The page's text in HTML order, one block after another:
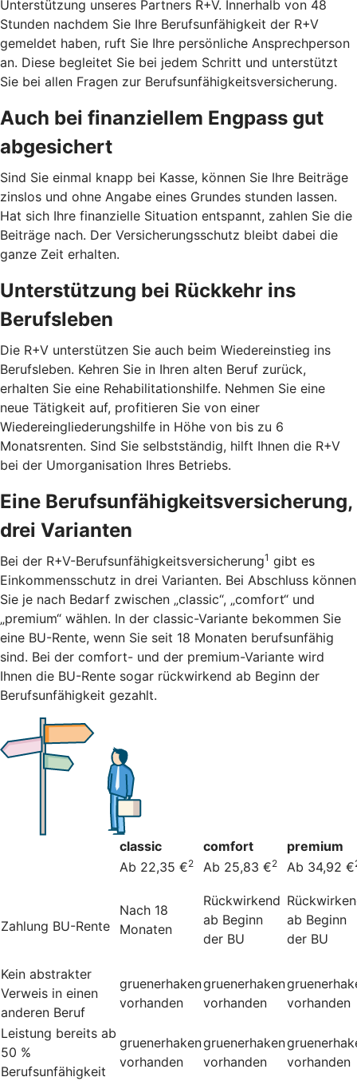
Unterstützung unseres Partners R+V. Innerhalb von 48
Stunden nachdem Sie Ihre Berufsunfähigkeit der R+V
gemeldet haben, ruft Sie Ihre persönliche Ansprechperson
an. Diese begleitet Sie bei jedem Schritt und unterstützt
Sie bei allen Fragen zur Berufsunfähigkeitsversicherung.
Auch bei finanziellem Engpass gut
abgesichert
Sind Sie einmal knapp bei Kasse, können Sie Ihre Beiträge
zinslos und ohne Angabe eines Grundes stunden lassen.
Hat sich Ihre finanzielle Situation entspannt, zahlen Sie die
Beiträge nach. Der Versicherungsschutz bleibt dabei die
ganze Zeit erhalten.
Unterstützung bei Rückkehr ins
Berufsleben
Die R+V unterstützen Sie auch beim Wiedereinstieg ins
Berufsleben. Kehren Sie in Ihren alten Beruf zurück,
erhalten Sie eine Rehabilitationshilfe. Nehmen Sie eine
neue Tätigkeit auf, profitieren Sie von einer
Wiedereingliederungshilfe in Höhe von bis zu 6
Monatsrenten. Sind Sie selbstständig, hilft Ihnen die R+V
bei der Umorganisation Ihres Betriebs.
Eine Berufsunfähigkeitsversicherung,
drei Varianten
Bei der R+V-Berufsunfähigkeitsversicherung1 gibt es
Einkommensschutz in drei Varianten. Bei Abschluss können
Sie je nach Bedarf zwischen „classic“, „comfort“ und
„premium“ wählen. In der classic-Variante bekommen Sie
eine BU-Rente, wenn Sie seit 18 Monaten berufsunfähig
sind. Bei der comfort- und der premium-Variante wird
Ihnen die BU-Rente sogar rückwirkend ab Beginn der
Berufsunfähigkeit gezahlt.
classic comfort
premium
Ab 22,35 €2 Ab 25,83 €2 Ab 34,92 €
Zahlung BU-Rente
Nach 18
Monaten
Rückwirkend
ab Beginn
der BU
ab Beginn
der BU
Kein abstrakter
Verweis in einen
anderen Beruf
gruenerhaken
vorhanden
gruenerhaken
vorhanden
vorhanden
Leistung bereits ab
50 %
Berufsunfähigkeit
gruenerhaken
vorhanden
gruenerhaken
vorhanden
vorhanden